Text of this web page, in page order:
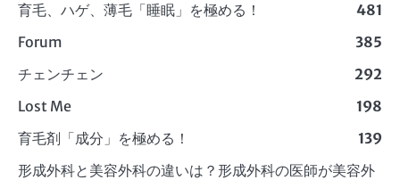
育毛、ハゲ、薄毛「睡眠」を極める！
481
Forum
385
チェンチェン
292
Lost Me
198
育毛剤「成分」を極める！
139
形成外科と美容外科の違いは？形成外科の医師が美容外